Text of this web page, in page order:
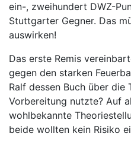
ein-, zweihundert DWZ-
Stuttgarter Gegner. Das
auswirken!
Das erste Remis
gegen den starken
Ralf dessen Buch über die
Vorbereitung nutzte? Auf
wohlbekannte
beide wollten kein Risiko